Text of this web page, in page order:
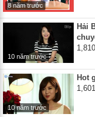
8 năm trước
10 năm trước
Hải
10 năm trước
Hot